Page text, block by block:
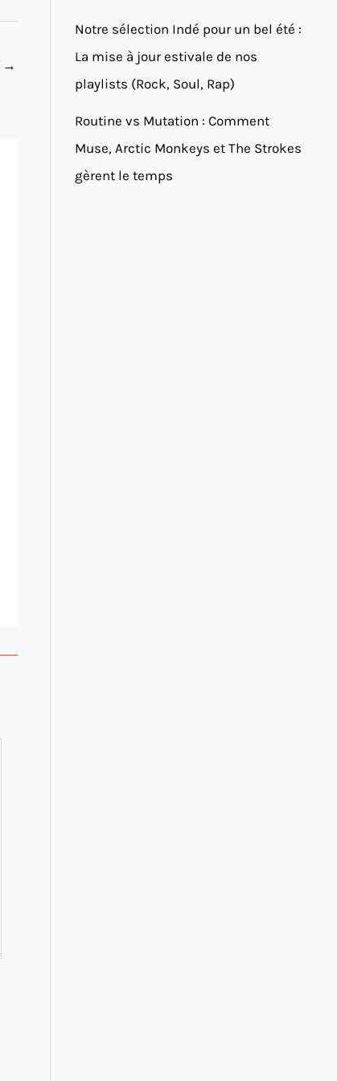
→
Notre sélection Indé pour un bel été :
La mise à jour estivale de nos
playlists (Rock, Soul, Rap)
Routine vs Mutation : Comment
Muse, Arctic Monkeys et The Strokes
gèrent le temps